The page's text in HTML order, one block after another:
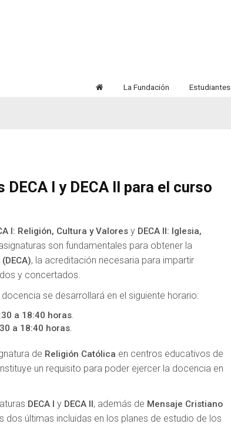
La Fundación Estudiantes
I y DECA II para el curso
I: Religión, Cultura y Valores y DECA II: Iglesia,
son fundamentales para obtener la
, la acreditación necesaria para impartir
y concertados.
se desarrollará en el siguiente horario:
a 18:40 horas
a 18:40 horas
de Religión Católica en centros educativos de
un requisito para poder ejercer la docencia en
DECA I y DECA II, además de Mensaje Cristiano
dos últimas incluidas en los planes de estudio de los